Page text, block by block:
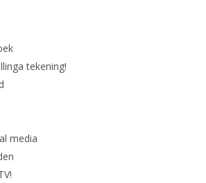
tekening!
media